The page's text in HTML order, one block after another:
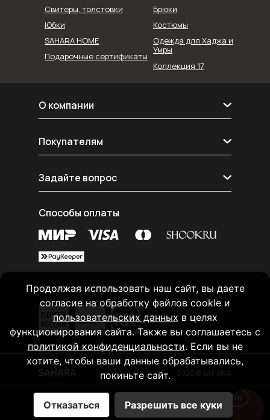
Коллекция 17
Юбки
Брюки
SAHARA HOME
Свитеры, толстовки
Костюмы
Подарочные сертификаты
Одежда для Хаджа и
Умры
О компании
Реквизиты
Контакты
Покупателям
Покупателям
Политика конфиденциальности
Согласие на обработку данных
Задайте вопрос
E-mail
Вконтакте
Службы доставки
Способы оплаты
Made on Tilda
Продолжая использовать наш сайт, вы даете
согласие на обработку файлов cookle и
пользовательских данных в целях
функционирования сайта. Также вы соглашаетесь с
политикой конфиденциальности. Если вы не
хотите, чтобы ваши данные обрабатывались,
покиньте сайт.
Отказаться Разрешить все куки